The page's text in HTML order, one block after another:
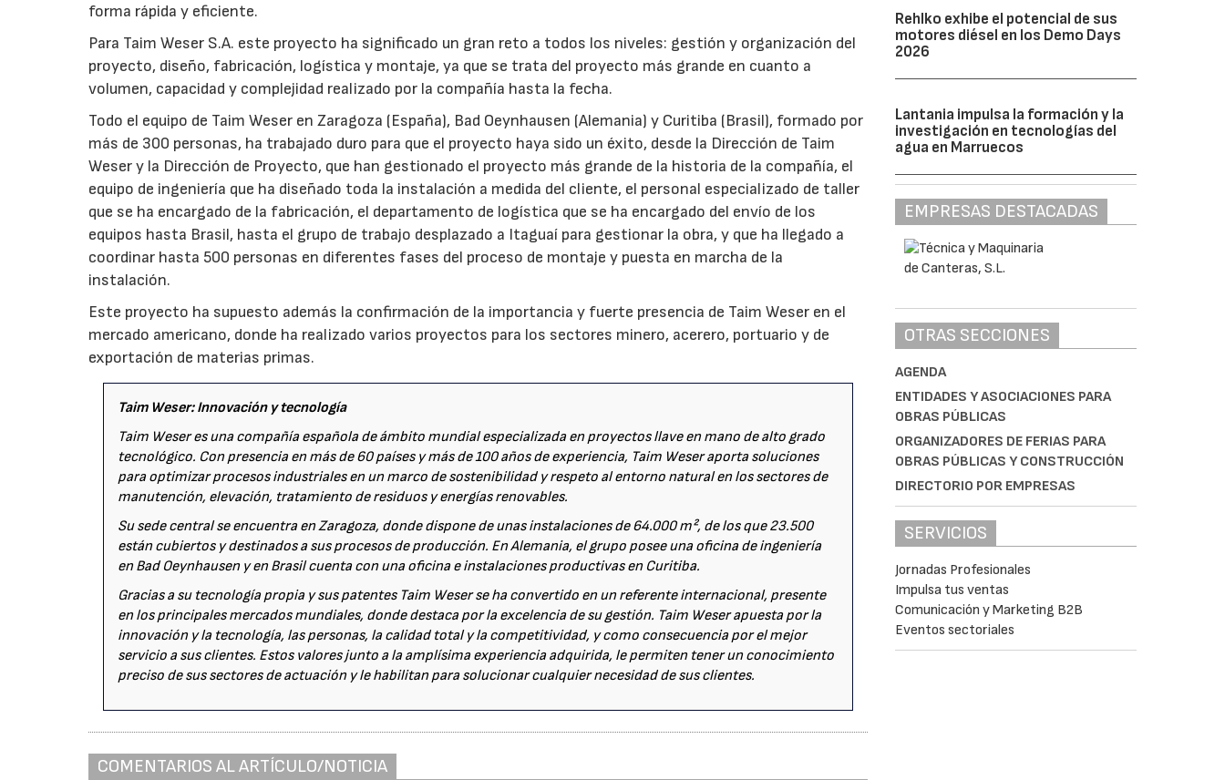
forma rápida y eficiente.
Para Taim Weser S.A. este proyecto ha significado un gran reto a todos los niveles: gestión y organización del
proyecto, diseño, fabricación, logística y montaje, ya que se trata del proyecto más grande en cuanto a
volumen, capacidad y complejidad realizado por la compañía hasta la fecha.
Todo el equipo de Taim Weser en Zaragoza (España), Bad Oeynhausen (Alemania) y Curitiba (Brasil), formado por
más de 300 personas, ha trabajado duro para que el proyecto haya sido un éxito, desde la Dirección de Taim
Weser y la Dirección de Proyecto, que han gestionado el proyecto más grande de la historia de la compañía, el
equipo de ingeniería que ha diseñado toda la instalación a medida del cliente, el personal especializado de taller
que se ha encargado de la fabricación, el departamento de logística que se ha encargado del envío de los
equipos hasta Brasil, hasta el grupo de trabajo desplazado a Itaguaí para gestionar la obra, y que ha llegado a
coordinar hasta 500 personas en diferentes fases del proceso de montaje y puesta en marcha de la
instalación.
Este proyecto ha supuesto además la confirmación de la importancia y fuerte presencia de Taim Weser en el
mercado americano, donde ha realizado varios proyectos para los sectores minero, acerero, portuario y de
exportación de materias primas.
Taim Weser: Innovación y tecnología
Taim Weser es una compañía española de ámbito mundial especializada en proyectos llave en mano de alto grado
tecnológico. Con presencia en más de 60 países y más de 100 años de experiencia, Taim Weser aporta soluciones
para optimizar procesos industriales en un marco de sostenibilidad y respeto al entorno natural en los sectores de
manutención, elevación, tratamiento de residuos y energías renovables.
Su sede central se encuentra en Zaragoza, donde dispone de unas instalaciones de 64.000 m², de los que 23.500
están cubiertos y destinados a sus procesos de producción. En Alemania, el grupo posee una oficina de ingeniería
en Bad Oeynhausen y en Brasil cuenta con una oficina e instalaciones productivas en Curitiba.
Gracias a su tecnología propia y sus patentes Taim Weser se ha convertido en un referente internacional, presente
en los principales mercados mundiales, donde destaca por la excelencia de su gestión. Taim Weser apuesta por la
innovación y la tecnología, las personas, la calidad total y la competitividad, y como consecuencia por el mejor
servicio a sus clientes. Estos valores junto a la amplísima experiencia adquirida, le permiten tener un conocimiento
preciso de sus sectores de actuación y le habilitan para solucionar cualquier necesidad de sus clientes.
COMENTARIOS AL ARTÍCULO/NOTICIA
Rehlko exhibe el potencial de sus
motores diésel en los Demo Days
2026
Lantania impulsa la formación y la
investigación en tecnologías del
agua en Marruecos
EMPRESAS DESTACADAS
OTRAS SECCIONES
AGENDA
ENTIDADES Y ASOCIACIONES PARA
OBRAS PÚBLICAS
ORGANIZADORES DE FERIAS PARA
OBRAS PÚBLICAS Y CONSTRUCCIÓN
DIRECTORIO POR EMPRESAS
SERVICIOS
Jornadas Profesionales
Impulsa tus ventas
Comunicación y Marketing B2B
Eventos sectoriales